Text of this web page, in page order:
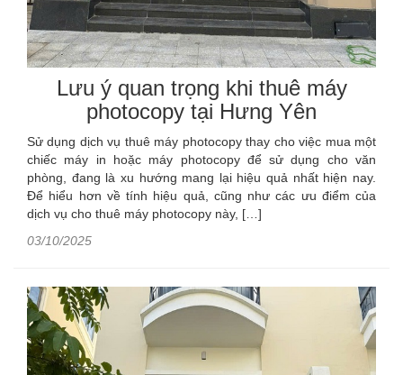
Lưu ý quan trọng khi thuê máy
photocopy tại Hưng Yên
Sử dụng dịch vụ thuê máy photocopy thay cho việc mua một
chiếc máy in hoặc máy photocopy để sử dụng cho văn
phòng, đang là xu hướng mang lại hiệu quả nhất hiện nay.
Để hiểu hơn về tính hiệu quả, cũng như các ưu điểm của
dịch vụ cho thuê máy photocopy này, […]
03/10/2025